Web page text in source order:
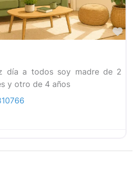
día a todos soy madre de 2
y otro de 4 años